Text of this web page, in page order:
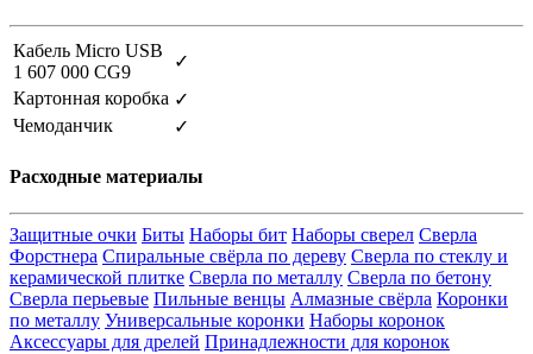
Кабель Micro USB
1 607 000 CG9
✓
Картонная коробка ✓
Чемоданчик
✓
Расходные материалы
Защитные очки Биты Наборы бит Наборы сверел Сверла
Форстнера Спиральные свёрла по дереву Сверла по стеклу и
керамической плитке Сверла по металлу Сверла по бетону
Сверла перьевые Пильные венцы Алмазные свёрла Коронки
по металлу Универсальные коронки Наборы коронок
Аксессуары для дрелей Принадлежности для коронок